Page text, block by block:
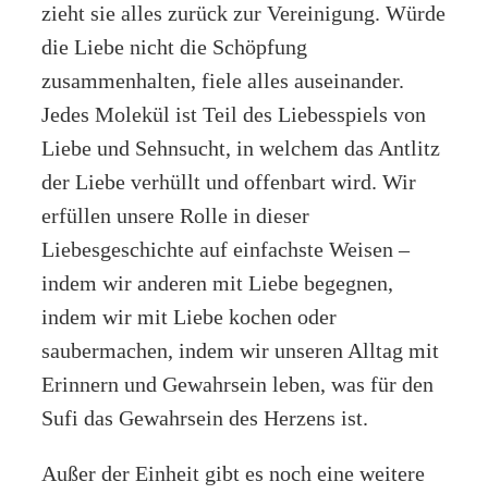
zieht sie alles zurück zur Vereinigung. Würde
die Liebe nicht die Schöpfung
zusammenhalten, fiele alles auseinander.
Jedes Molekül ist Teil des Liebesspiels von
Liebe und Sehnsucht, in welchem das Antlitz
der Liebe verhüllt und offenbart wird. Wir
erfüllen unsere Rolle in dieser
Liebesgeschichte auf einfachste Weisen –
indem wir anderen mit Liebe begegnen,
indem wir mit Liebe kochen oder
saubermachen, indem wir unseren Alltag mit
Erinnern und Gewahrsein leben, was für den
Sufi das Gewahrsein des Herzens ist.
Außer der Einheit gibt es noch eine weitere